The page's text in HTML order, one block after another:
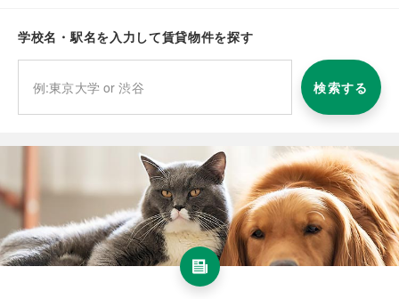
学校名・駅名を入力して賃貸物件を探す
検索する